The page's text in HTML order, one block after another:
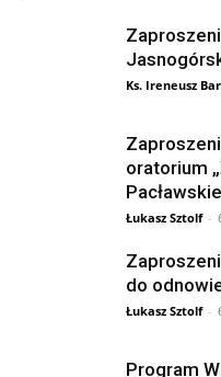
Ks. Ireneusz
oratorium
Łukasz Sztolf -
do
Łukasz Sztolf -
Program